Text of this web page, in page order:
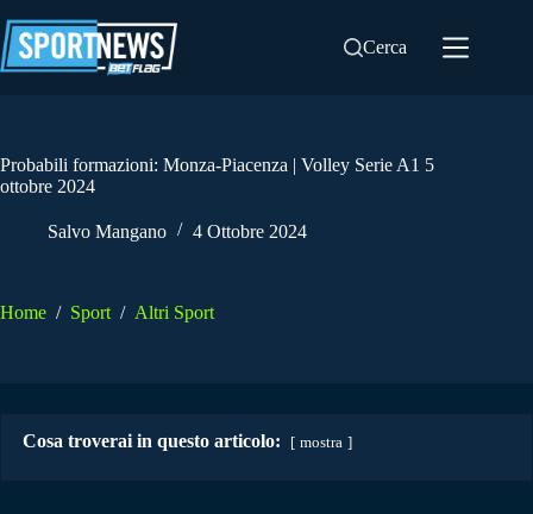
al
contenuto
Cerca
Probabili formazioni: Monza-Piacenza | Volley Serie A1 5
ottobre 2024
Salvo Mangano 4 Ottobre 2024
Home / Sport / Altri Sport
Cosa troverai in questo articolo: mostra